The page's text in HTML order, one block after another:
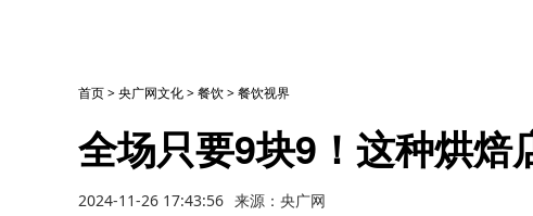
首页>央广网文化>餐饮>餐饮视界
全场只要9块9！这种烘焙
2024-11-26 17:43:56 来源：央广网